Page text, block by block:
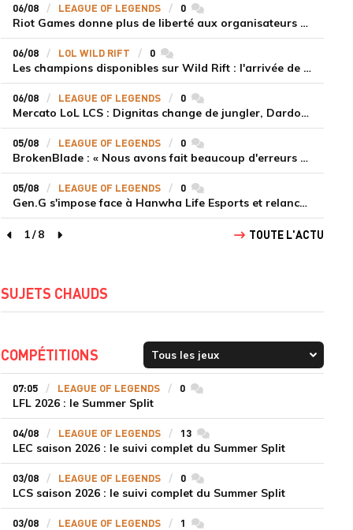
06/08 LEAGUE OF LEGENDS 0commentaires
Riot Games donne plus de liberté aux organisateurs de tournois locaux sur League of Legends
06/08 LOL WILD RIFT 0commentaires
Les champions disponibles sur Wild Rift : l'arrivée de Cho'Gath
06/08 LEAGUE OF LEGENDS 0commentaires
Mercato LoL LCS : Dignitas change de jungler, Dardoch fait son retour en LCS, eXyu annonce sa retraite
05/08 LEAGUE OF LEGENDS 0commentaires
BrokenBlade : « Nous avons fait beaucoup d'erreurs bêtes, mais une victoire reste une victoire et c'est une chose dont on peut se réjouir »
05/08 LEAGUE OF LEGENDS 0commentaires
Gen.G s'impose face à Hanwha Life Esports et relance sa dynamique en LCK
page précédente
1/8
page suivante
TOUTE L'ACTU
SUJETS CHAUDS
COMPÉTITIONS
07:05 LEAGUE OF LEGENDS 0commentaires
LFL 2026 : le Summer Split
04/08 LEAGUE OF LEGENDS 13commentaires
LEC saison 2026 : le suivi complet du Summer Split
03/08 LEAGUE OF LEGENDS 0commentaires
LCS saison 2026 : le suivi complet du Summer Split
03/08 LEAGUE OF LEGENDS 1 commentaires